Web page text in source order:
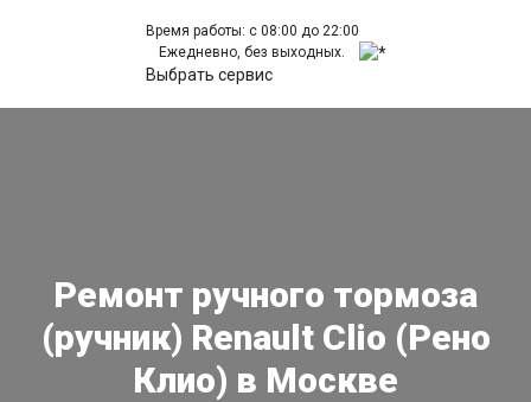
Время работы: с 08:00 до 22:00
Ежедневно, без выходных.
Выбрать сервис
Ремонт ручного тормоза
(ручник) Renault Clio (Рено
Клио) в Москве